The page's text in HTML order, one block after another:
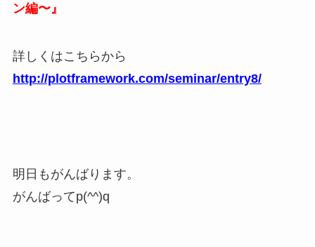
ン編〜』
詳しくはこちらから
http://plotframework.com/seminar/entry8/
明日もがんばります。
がんばってp(^^)q